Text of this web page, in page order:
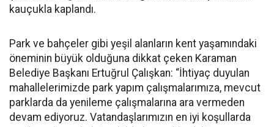
kauçukla kaplandı.
Park ve bahçeler gibi yeşil alanların kent yaşamındaki
öneminin büyük olduğuna dikkat çeken Karaman
Belediye Başkanı Ertuğrul Çalışkan: “İhtiyaç duyulan
mahallelerimizde park yapım çalışmalarımıza, mevcut
parklarda da yenileme çalışmalarına ara vermeden
devam ediyoruz. Vatandaşlarımızın en iyi koşullarda